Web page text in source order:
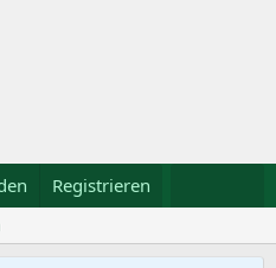
Galerie Kalender
Registrieren